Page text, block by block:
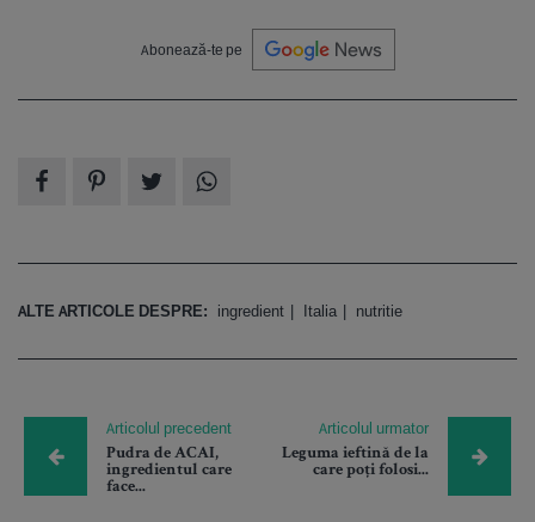
Abonează-te pe
ALTE ARTICOLE DESPRE: ingredient Italia nutritie
Articolul precedent
Pudra de ACAI,
ingredientul care
face...
Articolul urmator
Leguma ieftină de la
care poți folosi...